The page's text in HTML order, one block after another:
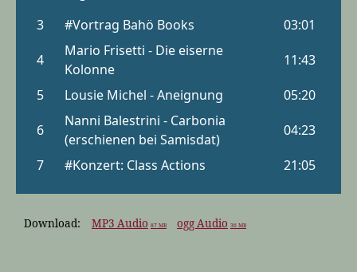
Download: MP3 Audio 87 MB ogg Audio 36 MB